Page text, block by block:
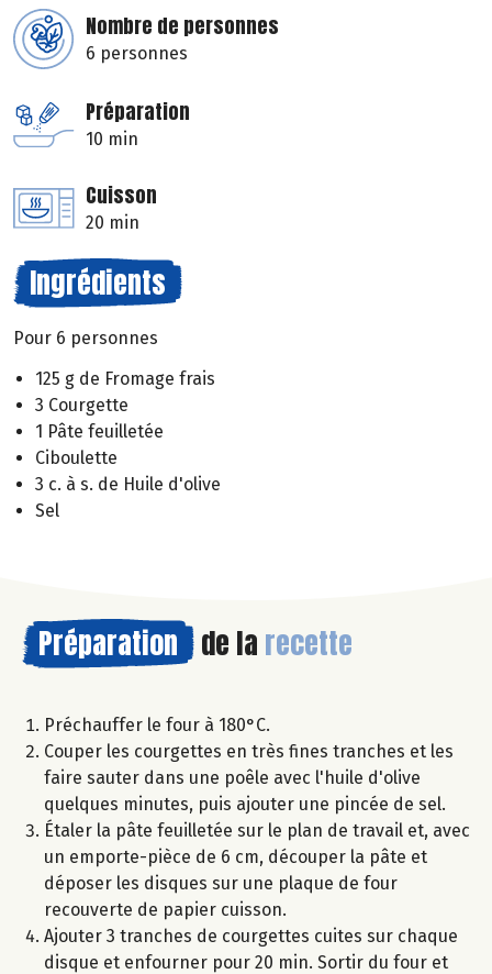
Nombre de personnes
6 personnes
Préparation
10 min
Cuisson
20 min
Ingrédients
Pour 6 personnes
125 g de Fromage frais
3 Courgette
1 Pâte feuilletée
Ciboulette
3 c. à s. de Huile d'olive
Sel
Préparation de la recette
Préchauffer le four à 180°C.
Couper les courgettes en très fines tranches et les
faire sauter dans une poêle avec l'huile d'olive
quelques minutes, puis ajouter une pincée de sel.
Étaler la pâte feuilletée sur le plan de travail et, avec
un emporte-pièce de 6 cm, découper la pâte et
déposer les disques sur une plaque de four
recouverte de papier cuisson.
Ajouter 3 tranches de courgettes cuites sur chaque
disque et enfourner pour 20 min. Sortir du four et